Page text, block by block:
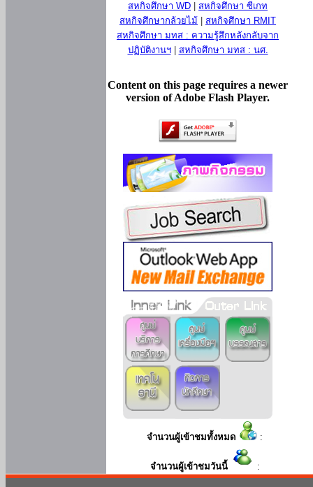
สหกิจศึกษา WD
สหกิจศึกษา ซีเกท
สหกิจศึกษากล้วยไม้
สหกิจศึกษา RMIT
สหกิจศึกษา มทส : ความรู้สึกหลังกลับจาก
ปฏิบัติงานฯ| สหกิจศึกษา มทส : นศ.
Content on this page requires a newer
version of Adobe Flash Player.
จำนวนผู้เข้าชมทั้งหมด :
จำนวนผู้เข้าชมวันนี้ :